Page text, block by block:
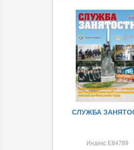
СЛУЖБА
Индекс Е84789